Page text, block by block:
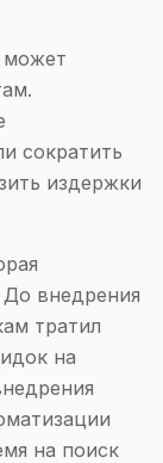
может
сократить
издержки
До внедрения
тратил
на
на поиск